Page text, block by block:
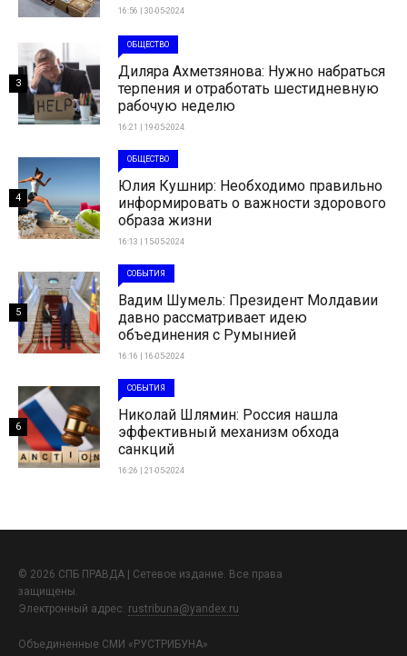
16:56 | 30-05-2024
ОБЩЕСТВО
Диляра Ахметзянова: Нужно набраться
терпения и отработать шестидневную
рабочую неделю
16:21 | 19-05-2024
3
ОБЩЕСТВО
Юлия Кушнир: Необходимо правильно
информировать о важности здорового
образа жизни
16:13 | 15-05-2024
4
СОБЫТИЯ
Вадим Шумель: Президент Молдавии
давно рассматривает идею
объединения с Румынией
16:16 | 16-05-2024
5
СОБЫТИЯ
Николай Шлямин: Россия нашла
эффективный механизм обхода
санкций
16:26 | 21-05-2024
6
© 2026 СПБ ПРАВДА | Сетевое издание. Все права
защищены.
Электронный адрес: rustribuna@yandex.ru
Объединенные СМИ «РУСТРИБУНА»